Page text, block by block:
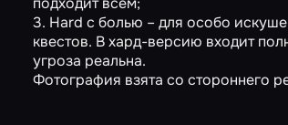
3. Hard с болью – для особо
квестов. В хард-версию входит
угроза реальна.
Фотография взята со стороннего